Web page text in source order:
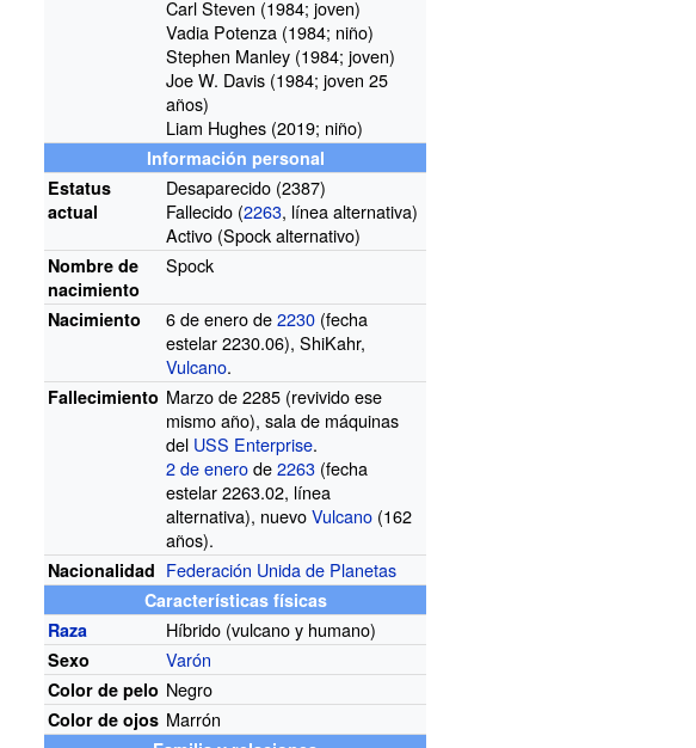
Carl Steven (1984; joven)
Vadia Potenza (1984; niño)
Stephen Manley (1984; joven)
Joe W. Davis (1984; joven 25
años)
Liam Hughes (2019; niño)
Información personal
Estatus
actual
Desaparecido (2387)
Fallecido (2263, línea alternativa)
Activo (Spock alternativo)
Nombre de
nacimiento
Spock
Nacimiento 6 de enero de2230 (fecha
estelar 2230.06), ShiKahr,
Vulcano.
Fallecimiento Marzo de 2285 (revivido ese
mismo año), sala de máquinas
del USS Enterprise.
2 de enerode2263 (fecha
estelar 2263.02, línea
alternativa), nuevoVulcano (162
años).
Nacionalidad Federación Unida de Planetas
Características físicas
Raza
Híbrido (vulcano y humano)
Sexo Varón
Color de pelo Negro
Color de ojos Marrón